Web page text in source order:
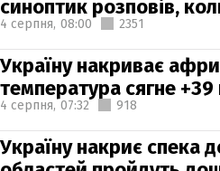
синоптик розповів,
4 серпня, 08:00 2351
Україну накриває
температура сягне +39
4 серпня, 07:32 918
Україну накриє спека